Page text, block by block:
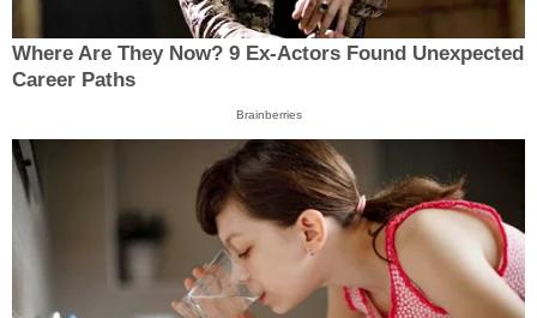
Where Are They Now? 9 Ex-Actors Found Unexpected
Career Paths
Brainberries